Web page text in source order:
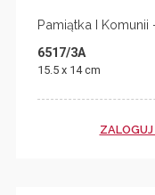
Pamiątka I
6517/3A
15.5 x 14 cm